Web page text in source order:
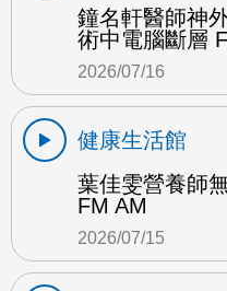
鐘名軒醫師神
術中電腦斷層
2026/07/16
健康生活館
葉佳雯營養師
FM AM
2026/07/15